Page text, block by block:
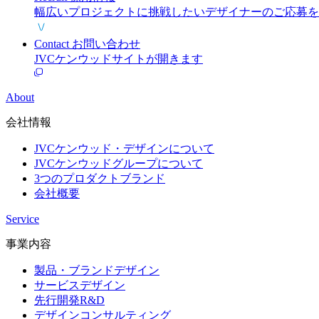
Recruit
幅広いプロジェクトに挑戦したいデザイナーのご応募
Contact
About
会社情報
JVCケンウッド・デザインについて
JVCケンウッドグループについて
会社概要
Service
事業内容
製品・ブランドデザイン